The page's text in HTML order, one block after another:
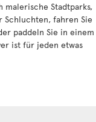
malerische Stadtparks,
Schluchten, fahren Sie
paddeln Sie in einem
ist für jeden etwas